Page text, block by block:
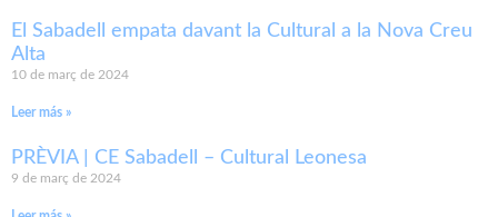
El Sabadell empata davant la Cultural a la Nova Creu
Alta
10 de març de 2024
Leer más »
PRÈVIA | CE Sabadell – Cultural Leonesa
9 de març de 2024